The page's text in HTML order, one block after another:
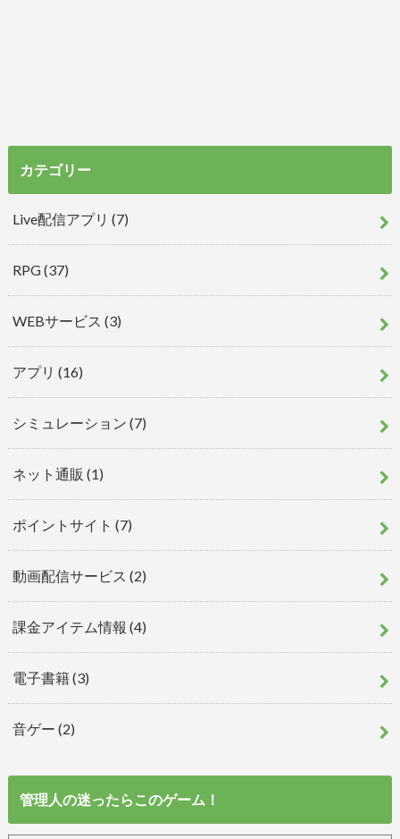
カテゴリー
Live配信アプリ (7)
RPG(37)
WEBサービス (3)
アプリ (16)
シミュレーション (7)
ネット通販 (1)
ポイントサイト (7)
動画配信サービス (2)
課金アイテム情報 (4)
電子書籍(3)
音ゲー (2)
管理人の迷ったらこのゲーム！